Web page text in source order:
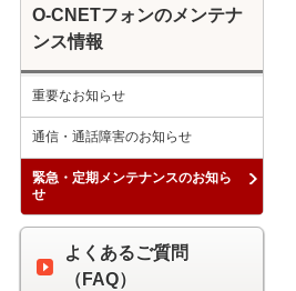
O-CNETフォンのメンテナ
ンス情報
重要なお知らせ
通信・通話障害のお知らせ
緊急・定期メンテナンスのお知ら
せ
よくあるご質問
（FAQ）